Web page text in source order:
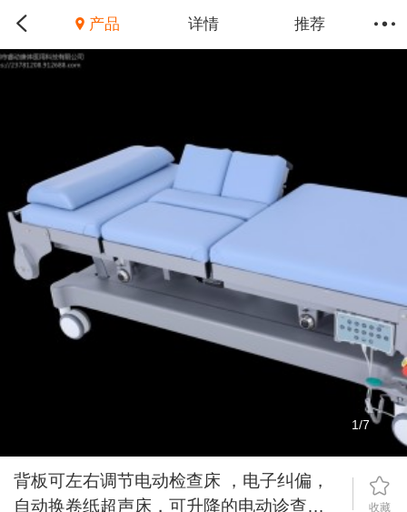
产品 详情 推荐
1/7
背板可左右调节电动检查床 ，电子纠偏，
自动换卷纸超声床，可升降的电动诊查床
收藏